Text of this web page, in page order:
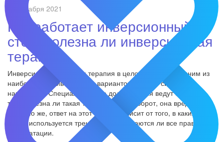
07 декабря 2021
Как работает инверсионный
стол, полезна ли инверсионная
терапия
Инверсионная скамья и терапия в целом считается одним из
наиболее противоречивых вариантов занятий силовыми
нагрузками. Специалисты уже долгое время ведут споры о
том, полезна ли такая терапия или наоборот, она вредна.
Конечно же, ответ на этот вопрос зависит от того, в каких
целях используется тренажер, соблюдаются ли все правила
эксплуатации.